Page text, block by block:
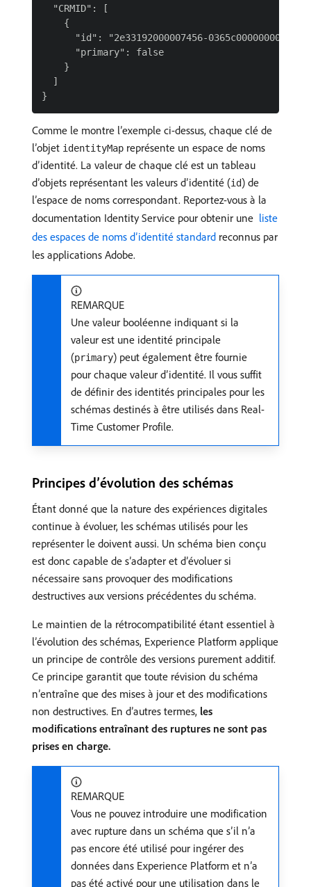
  "CRMID": [
    {
      "id": "2e33192000007456-0365c00000000000",
      "primary": false
    }
  ]
Comme le montre l’exemple ci-dessus, chaque clé de
l’objet identityMap représente un espace de noms
d’identité. La valeur de chaque clé est un tableau
d’objets représentant les valeurs d’identité (id) de
l’espace de noms correspondant. Reportez-vous à la
documentation Identity Service pour obtenir une ​ liste
des espaces de noms d’identité standard reconnus par
les applications Adobe.
REMARQUE
Une valeur booléenne indiquant si la
valeur est une identité principale
(primary) peut également être fournie
pour chaque valeur d’identité. Il vous suffit
de définir des identités principales pour les
schémas destinés à être utilisés dans Real-
Time Customer Profile.
Principes d’évolution des schémas
Étant donné que la nature des expériences digitales
continue à évoluer, les schémas utilisés pour les
représenter le doivent aussi. Un schéma bien conçu
est donc capable de s’adapter et d’évoluer si
nécessaire sans provoquer des modifications
destructives aux versions précédentes du schéma.
Le maintien de la rétrocompatibilité étant essentiel à
l’évolution des schémas, Experience Platform applique
un principe de contrôle des versions purement additif.
Ce principe garantit que toute révision du schéma
n’entraîne que des mises à jour et des modifications
non destructives. En d’autres termes, les
modifications entraînant des ruptures ne sont pas
prises en charge.
REMARQUE
Vous ne pouvez introduire une modification
avec rupture dans un schéma que s’il n’a
pas encore été utilisé pour ingérer des
données dans Experience Platform et n’a
pas été activé pour une utilisation dans le